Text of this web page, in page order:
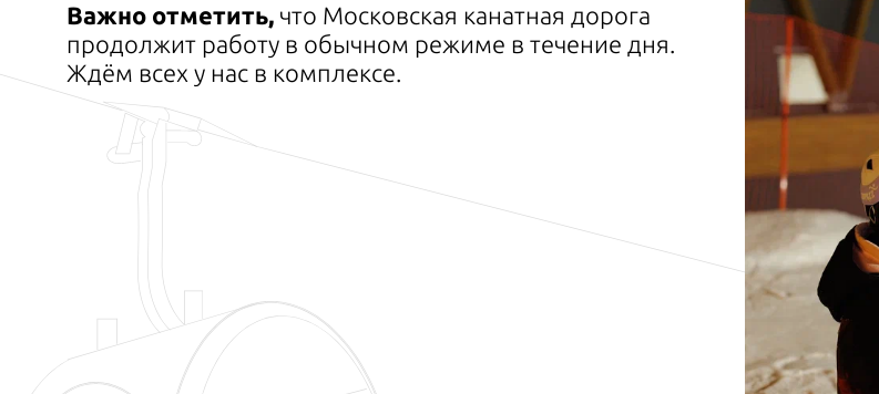
Важно отметить, что Московская канатная дорога
продолжит работу в обычном режиме в течение дня.
Ждём всех у нас в комплексе.